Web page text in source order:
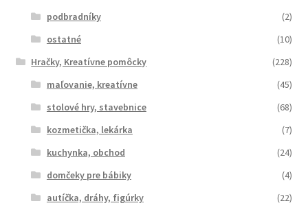
podbradníky
(2)
ostatné
(10)
Hračky, Kreatívne pomôcky
(228)
maľovanie, kreatívne
(45)
stolové hry, stavebnice
(68)
kozmetička, lekárka
(7)
kuchynka, obchod
(24)
domčeky pre bábiky
(4)
autíčka, dráhy, figúrky
(22)